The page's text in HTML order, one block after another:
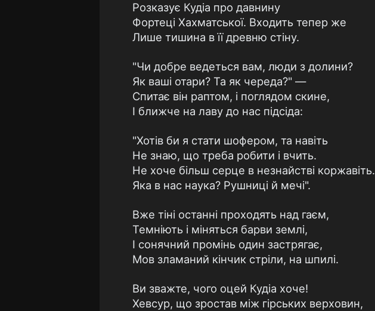
Розказує Кудіа про давнину
Фортеці Хахматської. Входить тепер же
Лише тишина в її древню стіну.
"Чи добре ведеться вам, люди з долини?
Як ваші отари? Та як череда?" —
Спитає він раптом, і поглядом скине,
І ближче на лаву до нас підсіда:
"Хотів би я стати шофером, та навіть
Не знаю, що треба робити і вчить.
Не хоче більш серце в незнайстві коржавіть.
Яка в нас наука? Рушниці й мечі".
Вже тіні останні проходять над гаєм,
Темніють і міняться барви землі,
І сонячний промінь один застрягає,
Мов зламаний кінчик стріли, на шпилі.
Ви зважте, чого оцей Кудіа хоче!
Хевсур, що зростав між гірських верховин,